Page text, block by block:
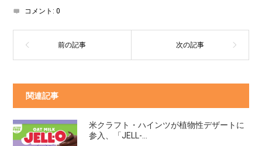
コメント:0
関連記事
米クラフト・ハインツが植物性デザートに
参入、「JELL-...